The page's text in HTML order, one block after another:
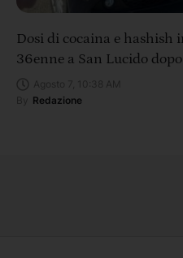
Dosi di cocaina e hashish
36enne a San Lucido
Redazione